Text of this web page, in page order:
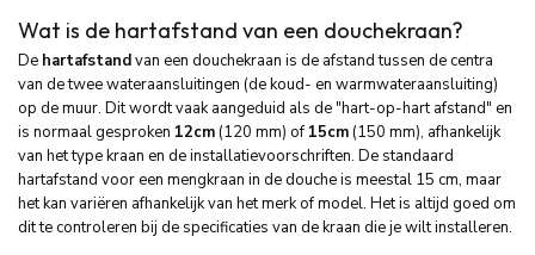
Wat is de hartafstand van een douchekraan?
De hartafstandvan een douchekraan is de afstand tussen de centra
van de twee wateraansluitingen (de koud- en warmwateraansluiting)
op de muur. Dit wordt vaak aangeduid als de "hart-op-hart afstand" en
is normaal gesproken 12cm(120 mm) of 15cm(150 mm), afhankelijk
van het type kraan en de installatievoorschriften. De standaard
hartafstand voor een mengkraan in de douche is meestal 15 cm, maar
het kan variëren afhankelijk van het merk of model. Het is altijd goed om
dit te controleren bij de specificaties van de kraan die je wilt installeren.